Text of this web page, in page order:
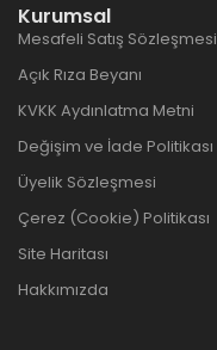
Kurumsal
Mesafeli Satış Sözleşmesi
Açık Rıza Beyanı
KVKK Aydınlatma Metni
Değişim ve İade Politikası
Üyelik Sözleşmesi
Çerez (Cookie) Politikası
Site Haritası
Hakkımızda